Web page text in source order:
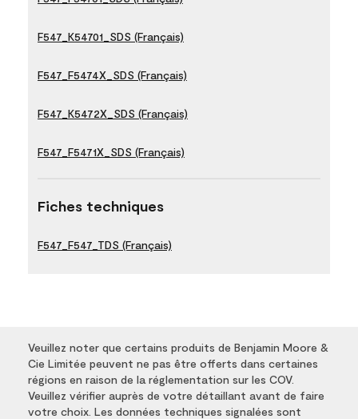
F547_K54701_SDS (Français)
F547_F5474X_SDS (Français)
F547_K5472X_SDS (Français)
F547_F5471X_SDS (Français)
Fiches techniques
F547_F547_TDS (Français)
Veuillez noter que certains produits de Benjamin Moore &
Cie Limitée peuvent ne pas être offerts dans certaines
régions en raison de la réglementation sur les COV.
Veuillez vérifier auprès de votre détaillant avant de faire
votre choix. Les données techniques signalées sont